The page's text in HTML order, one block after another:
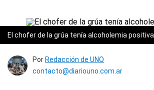
El chofer de la grúa tenía alcoholemia positiva.
Por Redacción de UNO
contacto@diariouno.com.ar